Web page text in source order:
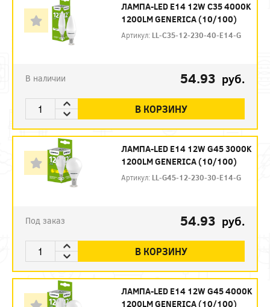
ЛАМПА-LED E14 12W C35 4000K
1200LM GENERICA (10/100)
Артикул: LL-C35-12-230-40-E14-G
В наличии 54.93 руб.
В КОРЗИНУ
ЛАМПА-LED E14 12W G45 3000K
1200LM GENERICA (10/100)
Артикул: LL-G45-12-230-30-E14-G
Под заказ 54.93 руб.
В КОРЗИНУ
ЛАМПА-LED E14 12W G45 4000K
1200LM GENERICA (10/100)